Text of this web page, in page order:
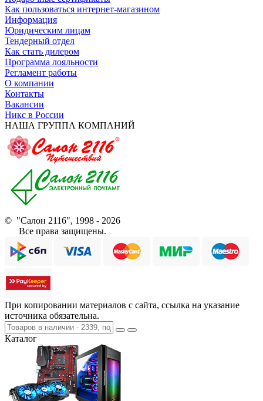
Как пользоваться интернет-магазином
Информация
Юридическим лицам
Тендерный отдел
Как стать дилером
Программа лояльности
Регламент работы
О компании
Контакты
Вакансии
Никс в России
НАША ГРУППА КОМПАНИЙ
© "Салон 2116", 1998 - 2026
Все права защищены.
При копировании материалов с сайта, ссылка на указание
источника обязательна.
Каталог